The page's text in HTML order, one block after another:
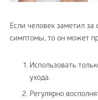
Если человек заметил
симптомы, то он может
Использовать
ухода.
Регулярно